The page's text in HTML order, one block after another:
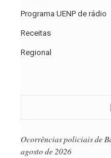
Programa UENP de rádio
Receitas
Regional
Ocorrências policiais de
agosto de 2026